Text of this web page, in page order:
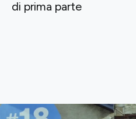
di prima parte